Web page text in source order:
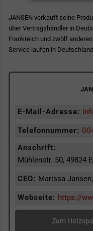
JANSEN verkauft seine
über Vertragshändler in
Frankreich und zwölf
Service laufen in
E-Mail-Adresse:
Telefonnummer:
Anschrift:
Mühlenstr. 50, 49824
CEO: Marissa
Webseite: https://
Zum